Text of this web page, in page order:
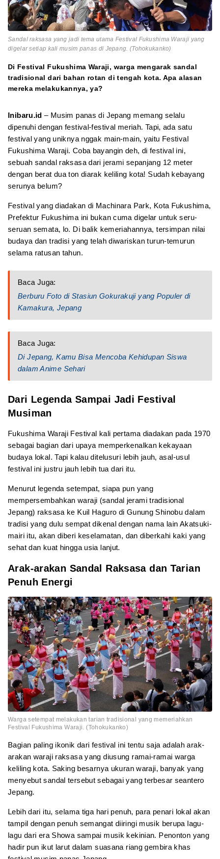
Sandal raksasa yang jadi tema utama Festival Fukushima Waraji yang
digelar setiap kali musim panas di Jepang. (Tohokukanko)
Di Festival Fukushima Waraji, warga mengarak sandal
tradisional dari bahan rotan di tengah kota. Apa alasan
mereka melakukannya, ya?
Inibaru.id– Musim panas di Jepang memang selalu
dipenuhi dengan festival-festival meriah. Tapi, ada satu
festival yang uniknya nggak main-main, yaitu Festival
Fukushima Waraji. Coba bayangin deh, di festival ini,
sebuah sandal raksasa dari jerami sepanjang 12 meter
dengan berat dua ton diarak keliling kota! Sudah kebayang
serunya belum?
Festival yang diadakan di Machinara Park, Kota Fukushima,
Prefektur Fukushima ini bukan cuma digelar untuk seru-
seruan semata, lo. Di balik kemeriahannya, tersimpan nilai
budaya dan tradisi yang telah diwariskan turun-temurun
selama ratusan tahun.
Baca Juga:
Berburu Foto di Stasiun Gokurakuji yang Populer di
Kamakura, Jepang
Baca Juga:
Di Jepang, Kamu Bisa Mencoba Kehidupan Siswa
dalam Anime Sehari
Dari Legenda Sampai Jadi Festival
Musiman
Fukushima Waraji Festival kali pertama diadakan pada 1970
sebagai bagian dari upaya memperkenalkan kekayaan
budaya lokal. Tapi kalau ditelusuri lebih jauh, asal-usul
festival ini justru jauh lebih tua dari itu.
Menurut legenda setempat, siapa pun yang
mempersembahkan waraji (sandal jerami tradisional
Jepang) raksasa ke Kuil Haguro di Gunung Shinobu dalam
tradisi yang dulu sempat dikenal dengan nama lain Akatsuki-
mairi itu, akan diberi keselamatan, dan diberkahi kaki yang
sehat dan kuat hingga usia lanjut.
Arak-arakan Sandal Raksasa dan Tarian
Penuh Energi
Warga setempat melakukan tarian tradisional yang memeriahkan
Festival Fukushima Waraji. (Tohokukanko)
Bagian paling ikonik dari festival ini tentu saja adalah arak-
arakan waraji raksasa yang diusung ramai-ramai warga
keliling kota. Saking besarnya ukuran waraji, banyak yang
menyebut sandal tersebut sebagai yang terbesar seantero
Jepang.
Lebih dari itu, selama tiga hari penuh, para penari lokal akan
tampil dengan penuh semangat diiringi musik berupa lagu-
lagu dari era Showa sampai musik kekinian. Penonton yang
hadir pun ikut larut dalam suasana riang gembira khas